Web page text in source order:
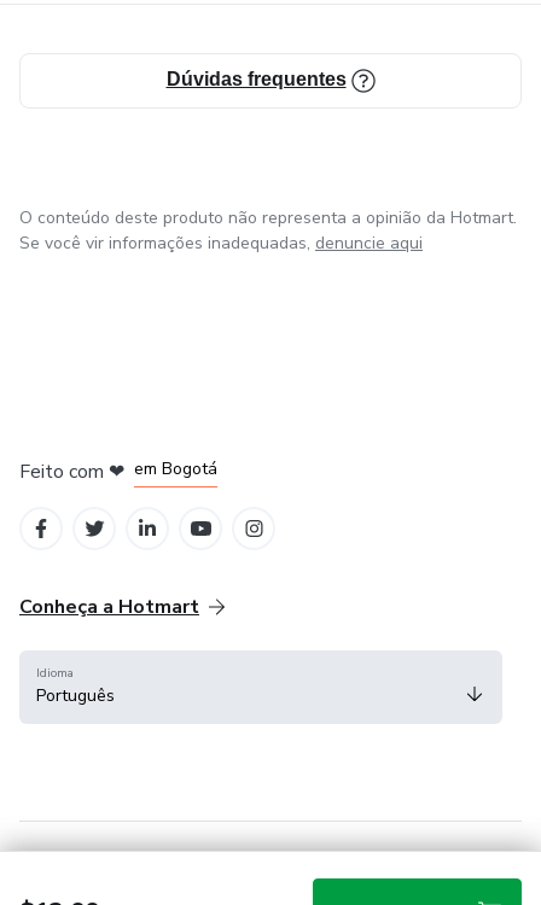
Dúvidas frequentes
O conteúdo deste produto não representa a opinião da Hotmart.
Se você vir informações inadequadas, denuncie aqui
Feito com ❤ em Bogotá
Conheça a Hotmart
Idioma
Português